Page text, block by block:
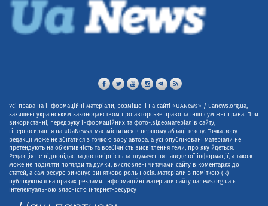
Усі права на інформаційні матеріали, розміщені на сайті «UANews» / uanews.org.ua,
захищені українським законодавством про авторське право та інші суміжні права. При
використанні, передруку інформаційних та фото-,відеоматеріалів сайту,
гіперпосилання на «UaNews» має міститися в першому абзаці тексту. Точка зору
редакції може не збігатися з точкою зору автора, а усі опубліковані матеріали не
претендують на об'єктивність та всебічність висвітлення теми, про яку йдеться.
Редакція не відповідає за достовірність та тлумачення наведеної інформації, а також
може не поділяти погляди та думки, висловлені читачами сайту в коментарях до
статей, а сам ресурс виконує винятково роль носія. Матеріали з поміткою (R)
публікуються на правах реклами. Інформаційні матеріали сайту uanews.org.ua є
інтелектуальною власністю інтернет-ресурсу